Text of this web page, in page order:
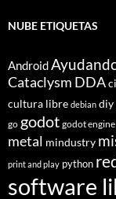
NUBE ETIQUETAS
Android
Cataclysm DDA
cultura libre debian diy
go godot godot engine
metal mindustry
print and play python
software